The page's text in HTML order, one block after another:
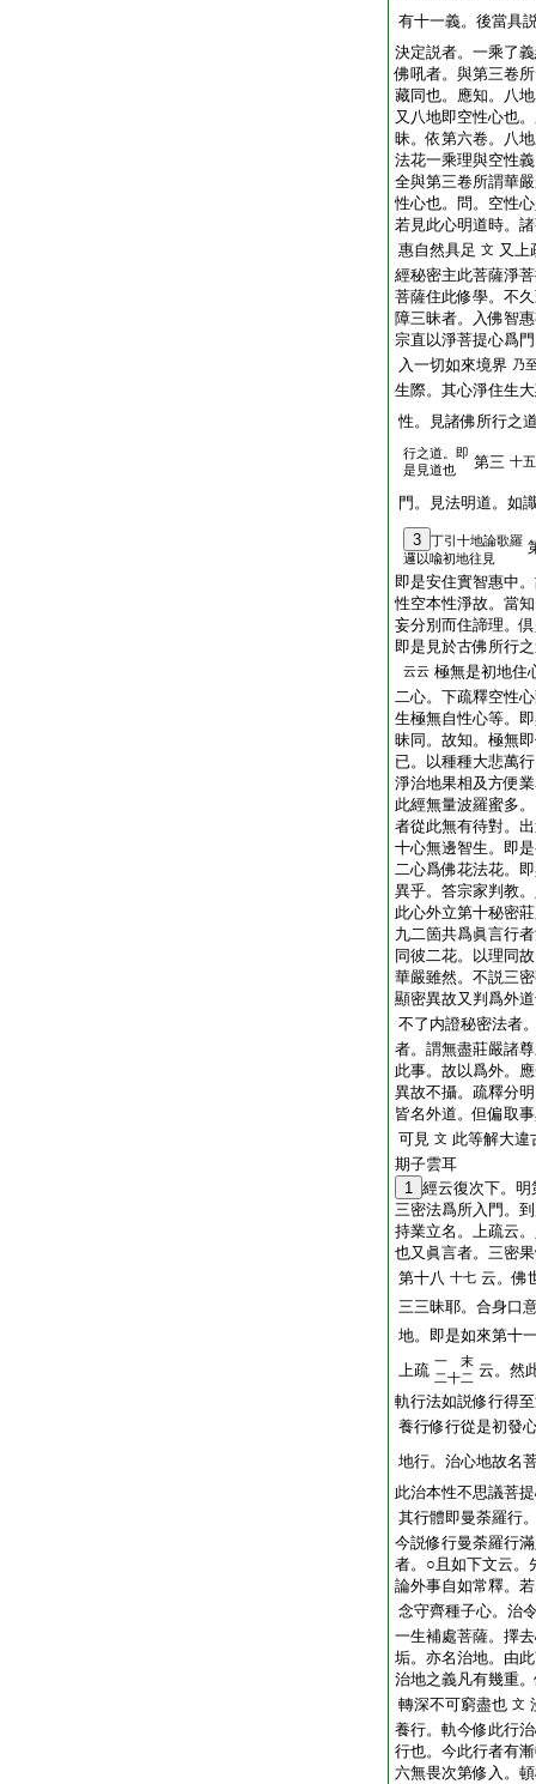
有十一義。後當具
決定説者。一乘了
佛吼者。與第三卷
藏同也。應知。八
又八地即空性心也
昧。依第六卷。八
法花一乘理與空性
全與第三卷所謂華
性心也。問。空性
若見此心明道時。
惠自然具足 文 又上
經秘密主此菩薩淨
菩薩住此修學。不
障三昧者。入佛智
宗直以淨菩提心爲
入一切如來境界 乃
生際。其心淨住生
性。見諸佛所行之
行之道。即
是見道也
第三 十
門。見法明道。如
3
丁引十地論歌羅
邏以喩初地往見
即是安住實智惠中
性空本性淨故。當
妄分別而住諦理。
即是見於古佛所行
云云 極無是初地住
二心。下疏釋空性
生極無自性心等。
昧同。故知。極無
已。以種種大悲萬
淨治地果相及方便
此經無量波羅蜜多
者從此無有待對。
十心無邊智生。即
二心爲佛花法花。
異乎。答宗家判教
此心外立第十秘密
九二箇共爲眞言行
同彼二花。以理同
華嚴雖然。不説三
顯密異故又判爲外
不了内證秘密法者
者。謂無盡莊嚴諸
此事。故以爲外。
異故不攝。疏釋分
皆名外道。但偏取
可見 文 此等解大違
期子雲耳
1 經云復次下。
三密法爲所入門。
持業立名。上疏云
也又眞言者。三密
第十八 十七 云。佛
三三昧耶。合身口
地。即是如來第十
上疏 一 末
二十二 云。然
軌行法如説修行得
養行修行從是初發
地行。治心地故名
此治本性不思議菩
其行體即曼荼羅行
今説修行曼荼羅行
者。○且如下文云。
論外事自如常釋。
念守齊種子心。治
一生補處菩薩。擇
垢。亦名治地。由
治地之義凡有幾重
轉深不可窮盡也 文
養行。軌今修此行
行也。今此行者有
六無畏次第修入。